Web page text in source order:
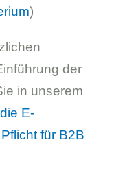
)
der
in unserem
E-
für B2B